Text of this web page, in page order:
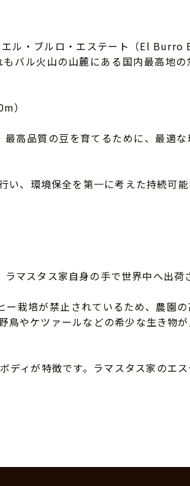
ル・ブルロ・エステート（El Burro
バル火山の山麓にある国内最高地の
）
高品質の豆を育てるために、最適
、環境保全を第一に考えた持続可
マスタス家自身の手で世界中へ出荷
栽培が禁止されているため、農園
やケツァールなどの希少な生き物
ィが特徴です。ラマスタス家のエス